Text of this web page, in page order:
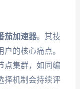
茄加速器。其技
的核心痛点。
点集群，如同编
择机制会持续评